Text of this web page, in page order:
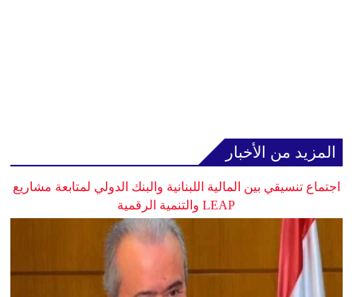
المزيد من الأخبار
اجتماع تنسيقي بين المالية اللبنانية والبنك الدولي لمتابعة مشاريع
LEAP والتنمية الرقمية